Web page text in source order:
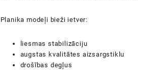
Planika modeļi bieži ietver:
liesmas stabilizāciju
augstas kvalitātes aizsargstiklu
drošības degļus